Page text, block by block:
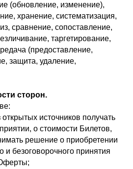
(обновление, изменение),
хранение, систематизация,
сравнение, сопоставление,
таргетирование,
(предоставление,
защита, удаление,
сторон.
источников получать
о стоимости Билетов,
решение о приобретении
и безоговорочного принятия